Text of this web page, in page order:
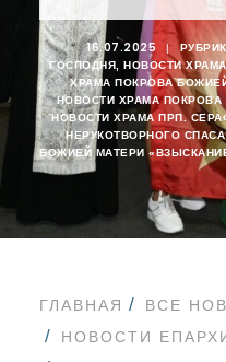
SEARCH
16.07.2025 |
ГОСПОДНЯ
НОВОСТИ
ХРАМА ПОКРОВА
НОВОСТИ ХРАМА
НОВОСТИ ХРАМА ПРП.
НЕРУКОТВОРНОГО
БОЖИЕЙ МАТЕРИ
ГЛАВНАЯ
ВСЕ
НОВОСТИ